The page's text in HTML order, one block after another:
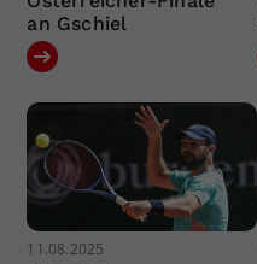
an Gschiel
11.08.2025